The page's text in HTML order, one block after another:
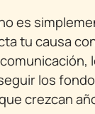
es
tu causa
los
crezcan